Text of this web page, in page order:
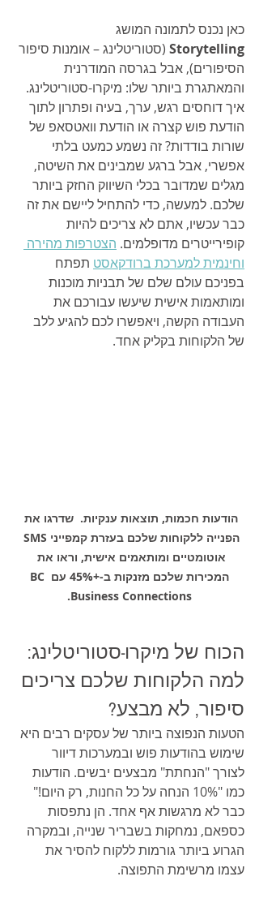
כאן נכנס לתמונה המושג
Storytelling (סטוריטלינג – אומנות סיפור
הסיפורים), אבל בגרסה המודרנית
והמאתגרת ביותר שלו: מיקרו-סטוריטלינג.
איך דוחסים רגש, ערך, בעיה ופתרון לתוך
הודעת פוש קצרה או הודעת וואטסאפ של
שורות בודדות? זה נשמע כמעט בלתי
אפשרי, אבל ברגע שמבינים את השיטה,
מגלים שמדובר בכלי השיווק החזק ביותר
שלכם. למעשה, כדי להתחיל ליישם את זה
כבר עכשיו, אתם לא צריכים להיות
קופירייטרים מדופלמים. הצטרפות מהירה
וחינמית למערכת ברודקאסט תפתח
בפניכם עולם שלם של תבניות מוכנות
ומותאמות אישית שיעשו עבורכם את
העבודה הקשה, ויאפשרו לכם להגיע ללב
של הלקוחות בקליק אחד.
הודעות חכמות, תוצאות ענקיות.  שדרגו את
אוטומטיים ומותאמים אישית, וראו את
המכירות שלכם מזנקות ב-+45% עם BC
Business Connections.
הכוח של מיקרו-סטוריטלינג:
למה הלקוחות שלכם צריכים
סיפור, לא מבצע?
הטעות הנפוצה ביותר של עסקים רבים היא
שימוש בהודעות פוש ובמערכות דיוור
לצורך "הנחתת" מבצעים יבשים. הודעות
כמו "10% הנחה על כל החנות, רק היום!"
כבר לא מרגשות אף אחד. הן נתפסות
כספאם, נמחקות בשבריר שנייה, ובמקרה
הגרוע ביותר גורמות ללקוח להסיר את
עצמו מרשימת התפוצה.